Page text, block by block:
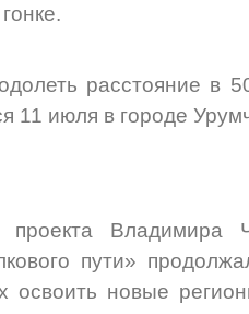
расстояние в
11 июля в городе
проекта
пути»
освоить новые